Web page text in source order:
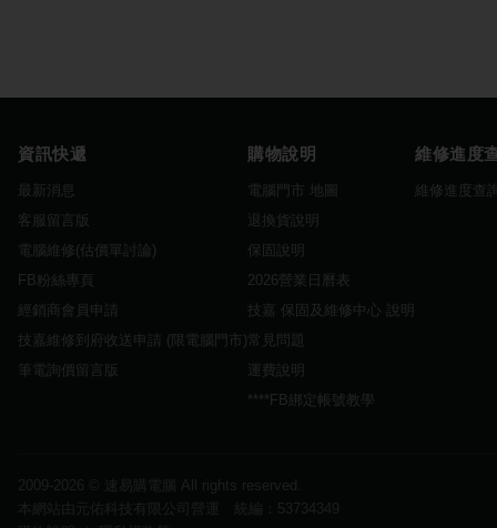
資訊快遞
最新消息
客服留言版
電腦維修(估價單討論)
FB粉絲專頁
經銷商會員申請
技嘉維修到府收送申請 (限電腦門市)
筆電詢價留言版
購物說明
電腦門市 地圖
退換貨說明
保固說明
2026營業日曆表
技嘉 保固及維修中心 說明
常見問題
運費說明
****FB綁定帳號教學
維修進度
維修進度查